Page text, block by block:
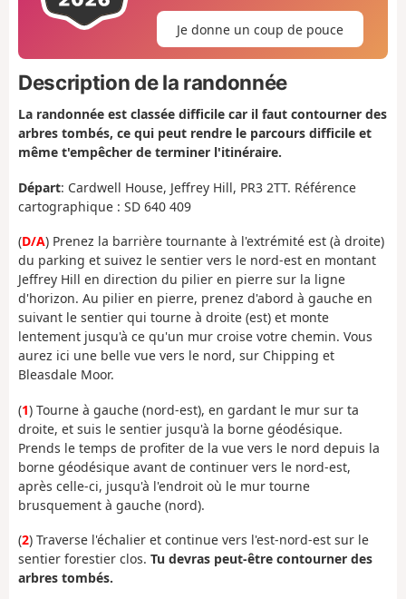
Je donne un coup de pouce
Description de la randonnée
La randonnée est classée difficile car il faut contourner des
arbres tombés, ce qui peut rendre le parcours difficile et
même t'empêcher de terminer l'itinéraire.
Départ: Cardwell House, Jeffrey Hill, PR3 2TT. Référence
cartographique : SD 640 409
(D/A) Prenez la barrière tournante à l'extrémité est (à droite)
du parking et suivez le sentier vers le nord-est en montant
Jeffrey Hill en direction du pilier en pierre sur la ligne
d'horizon. Au pilier en pierre, prenez d'abord à gauche en
suivant le sentier qui tourne à droite (est) et monte
lentement jusqu'à ce qu'un mur croise votre chemin. Vous
aurez ici une belle vue vers le nord, sur Chipping et
Bleasdale Moor.
(1) Tourne à gauche (nord-est), en gardant le mur sur ta
droite, et suis le sentier jusqu'à la borne géodésique.
Prends le temps de profiter de la vue vers le nord depuis la
borne géodésique avant de continuer vers le nord-est,
après celle-ci, jusqu'à l'endroit où le mur tourne
brusquement à gauche (nord).
(2) Traverse l'échalier et continue vers l'est-nord-est sur le
sentier forestier clos. Tu devras peut-être contourner des
arbres tombés.